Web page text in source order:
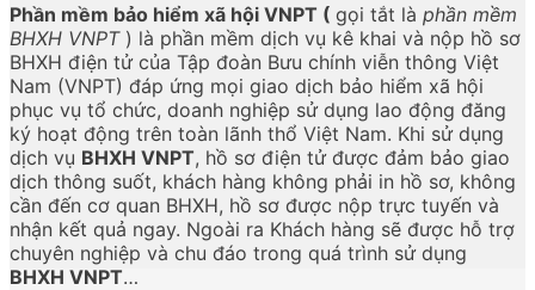
Phần mềm bảo hiểm xã hội VNPT ( gọi tắt là phần mềm
BHXH VNPT) là phần mềm dịch vụ kê khai và nộp hồ sơ
BHXH điện tử của Tập đoàn Bưu chính viễn thông Việt
Nam (VNPT) đáp ứng mọi giao dịch bảo hiểm xã hội
phục vụ tổ chức, doanh nghiệp sử dụng lao động đăng
ký hoạt động trên toàn lãnh thổ Việt Nam. Khi sử dụng
dịch vụ BHXH VNPT, hồ sơ điện tử được đảm bảo giao
dịch thông suốt, khách hàng không phải in hồ sơ, không
cần đến cơ quan BHXH, hồ sơ được nộp trực tuyến và
nhận kết quả ngay. Ngoài ra Khách hàng sẽ được hỗ trợ
chuyên nghiệp và chu đáo trong quá trình sử dụng
BHXH VNPT…